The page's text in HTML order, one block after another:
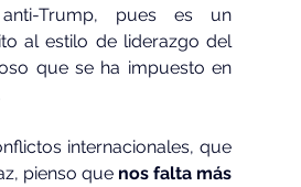
Trump, pues es un
al estilo de liderazgo del
que se ha impuesto en
internacionales, que
pienso que nos falta más